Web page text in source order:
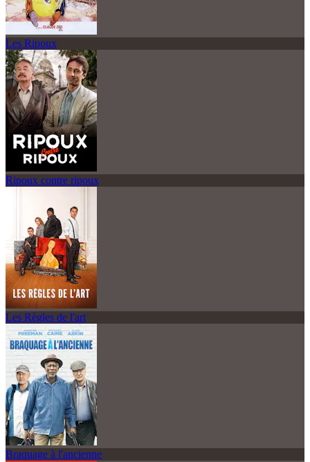
Les Ripoux
Ripoux contre ripoux
Les Règles de l'art
Braquage à l'ancienne